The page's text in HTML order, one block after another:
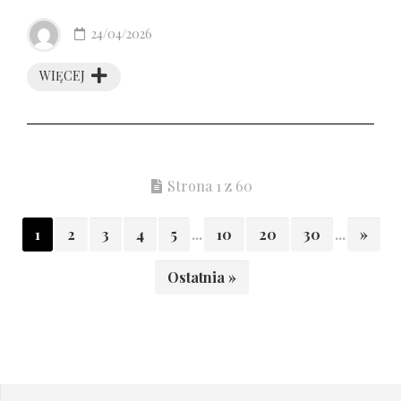
WIĘCEJ
24/04/2026
Strona 1 z 60
1 2 3 4 5 ... 10 20 30 ... »
Ostatnia »